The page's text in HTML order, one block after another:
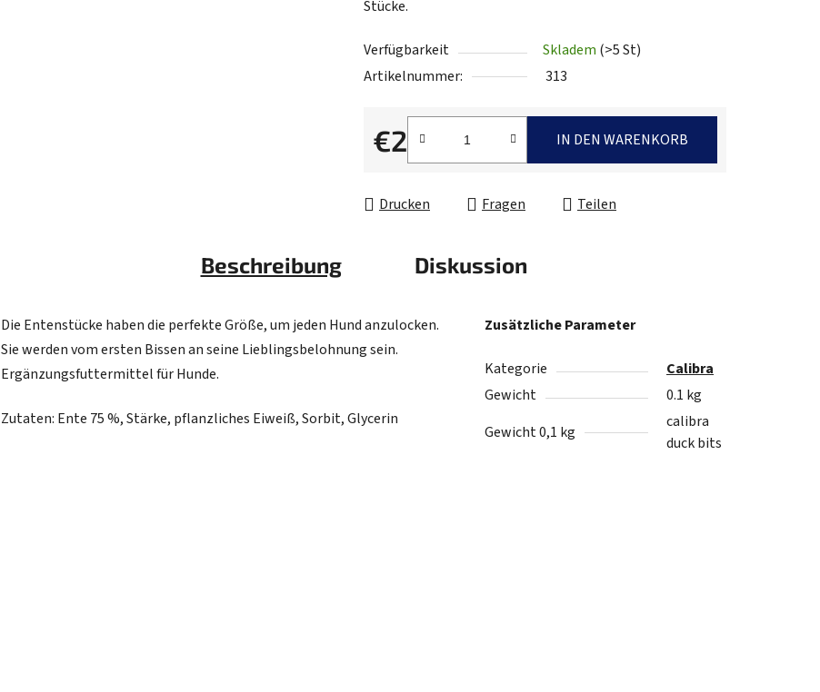
von
Sternen.
Stücke.
Verfügbarkeit Skladem (>5 St)
Artikelnummer:
313
€2
Verkaufspreis:
IN DEN WARENKORB
Drucken Fragen Teilen
Beschreibung Diskussion
Die Entenstücke haben die perfekte Größe, um jeden Hund anzulocken.
Sie werden vom ersten Bissen an seine Lieblingsbelohnung sein.
Ergänzungsfuttermittel für Hunde.
Zutaten: Ente 75 %, Stärke, pflanzliches Eiweiß, Sorbit, Glycerin
Zusätzliche Parameter
Kategorie
Calibra
Gewicht
0.1 kg
Gewicht 0,1 kg
calibra
duck bits